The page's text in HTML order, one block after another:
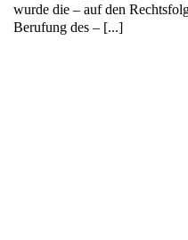
wurde die – auf den
Berufung des – [...]